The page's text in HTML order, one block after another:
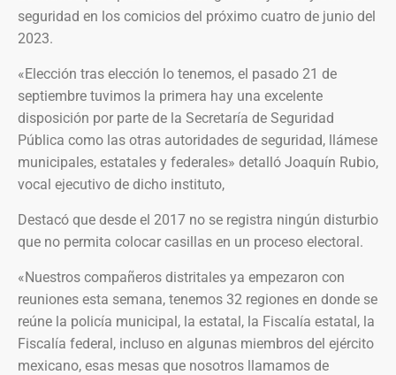
seguridad en los comicios del próximo cuatro de junio del
2023.
«Elección tras elección lo tenemos, el pasado 21 de
septiembre tuvimos la primera hay una excelente
disposición por parte de la Secretaría de Seguridad
Pública como las otras autoridades de seguridad, llámese
municipales, estatales y federales» detalló Joaquín Rubio,
vocal ejecutivo de dicho instituto,
Destacó que desde el 2017 no se registra ningún disturbio
que no permita colocar casillas en un proceso electoral.
«Nuestros compañeros distritales ya empezaron con
reuniones esta semana, tenemos 32 regiones en donde se
reúne la policía municipal, la estatal, la Fiscalía estatal, la
Fiscalía federal, incluso en algunas miembros del ejército
mexicano, esas mesas que nosotros llamamos de